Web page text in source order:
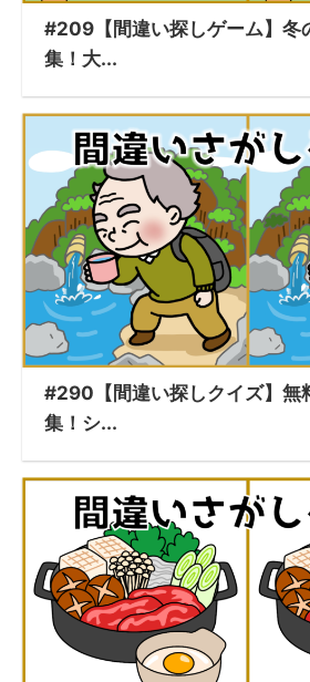
#209【間違い探しゲーム】冬
集！大...
#290【間違い探しクイズ】無
集！シ...